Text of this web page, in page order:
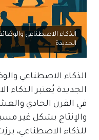
الذكاء الاصطناعي
الجديدة
الذكاء الاصطناعي
الجديدة يُعتبر الذكاء
في القرن الحادي
والإنتاج بشكل غير
للذكاء الاصطناعي،